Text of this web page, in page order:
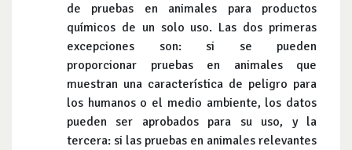
de pruebas en animales para productos
químicos de un solo uso. Las dos primeras
excepciones son: si se pueden
proporcionar pruebas en animales que
muestran una característica de peligro para
los humanos o el medio ambiente, los datos
pueden ser aprobados para su uso, y la
tercera: si las pruebas en animales relevantes